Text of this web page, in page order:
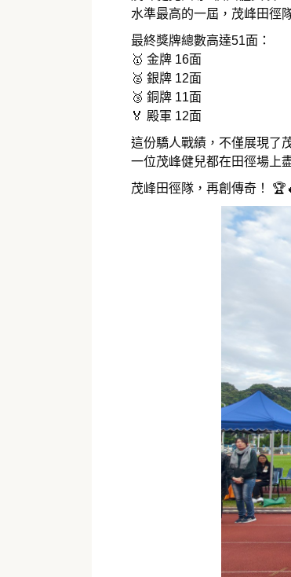
水準最高的一屆，茂峰田徑
最終獎牌總數高達51面：
🥇 金牌 16面
🥈 銀牌 12面
🥉 銅牌 11面
🏅 殿軍 12面
這份驕人戰績，不僅展現了
一位茂峰健兒都在田徑場上
茂峰田徑隊，再創傳奇！